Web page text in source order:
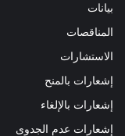
بيانات
المناقصات
الاستشارات
إشعارات بالمنح
إشعارات بالإلغاء
إشعارات عدم الجدوى